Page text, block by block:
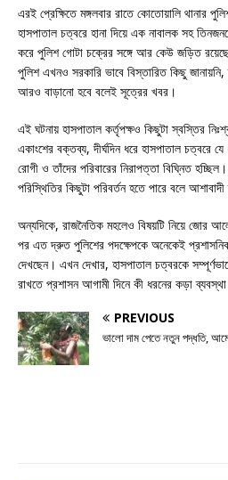
এরই প্রেক্ষিতে মঙ্গলবার রাতে কোতোয়ালি থানার
হাসপাতাল চত্বরে হানা দিয়ে এক নাবালক সহ
করে পুলিশ গোটা চক্রের সঙ্গে আর কেউ জড়িত
পুলিশ এখনও সরকারি ভাবে বিস্তারিত কিছু
আরও বাড়ানো হবে বলেই সূত্রের খবর।
এই ঘটনায় হাসপাতাল কর্তৃপক্ষও কিছুটা স্বস্তির
একাংশের বক্তব্য, দীর্ঘদিন ধরে হাসপাতাল চত্বরে
রোগী ও তাঁদের পরিবারের নিরাপত্তা বিঘ্নিত
পরিস্থিতির কিছুটা পরিবর্তন হতে পারে বলে আশাবাদী
অন্যদিকে, রাজনৈতিক মহলেও বিষয়টি নিয়ে জোর
পর এত দ্রুত পুলিশের পদক্ষেপকে অনেকেই
দেখছেন। এখন দেখার, হাসপাতাল চত্বরকে
রাখতে প্রশাসন আগামী দিনে কী ধরনের কড়া
PREVIOUS
ভালো দাম পেতে নতুন পদ্ধতি,